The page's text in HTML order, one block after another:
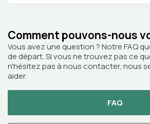
Comment pouvons-nous
Vous avez une question ? Notre FAQ
de départ. Si vous ne trouvez pas ce
n'hésitez pas à nous contacter, nous
aider.
FAQ